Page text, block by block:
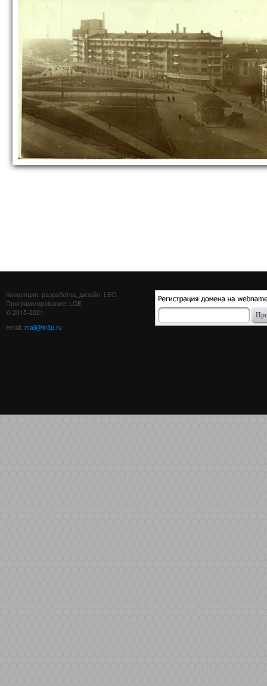
Концепция, разработка, дизайн: LEO
Программирование: LOE
© 2015-2021
email: mail@in3p.ru